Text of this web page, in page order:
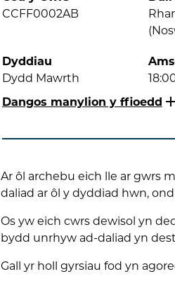
CCFF0002AB
Dyddiau
Dydd Mawrth
Dangos manylion y ffioedd
Ar ôl archebu eich lle ar gwrs
daliad ar ôl y dyddiad hwn,
Os yw eich cwrs dewisol yn
bydd unrhyw ad-daliad yn
Gall yr holl gyrsiau fod yn